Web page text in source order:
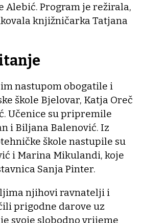
Alebić. Program je režirala,
knjižničarka Tatjana
nastupom obogatile i
škole Bjelovar, Katja Oreč
Učenice su pripremile
i Biljana Balenović. Iz
škole nastupile su
i Marina Mikulandi, koje
Sanja Pinter.
njihovi ravnatelji i
prigodne darove uz
svoje slobodno vrijeme